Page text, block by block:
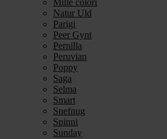
Mille colori
Natur Uld
Parigi
Peer Gynt
Pernilla
Peruvian
Poppy
Saga
Selma
Smart
Snefnug
Spinni
Sunday